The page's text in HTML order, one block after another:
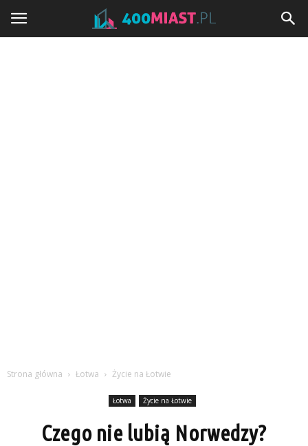
Strona główna Łotwa Życie na Łotwie
Łotwa Życie na Łotwie
Czego nie lubią Norwedzy?